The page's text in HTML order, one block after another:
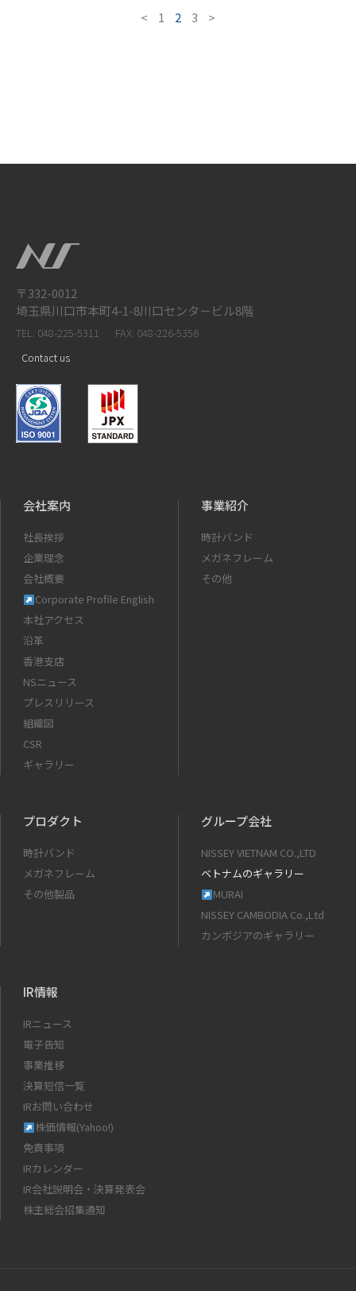
< 1 2 3 >
〒332-0012
埼玉県川口市本町4-1-8川口センタ－ビル8階
TEL: 048-225-5311
FAX: 048-226-5356
Contact us
会社案内
社長挨拶
企業理念
会社概要
Corporate Profile English
本社アクセス
沿革
香港支店
NSニュース
プレスリリース
組織図
CSR
ギャラリー
事業紹介
時計バンド
メガネフレーム
その他
プロダクト
時計バンド
メガネフレーム
その他製品
グループ会社
NISSEY VIETNAM CO.,LTD
ベトナムのギャラリー
MURAI
NISSEY CAMBODIA Co.,Ltd
カンボジアのギャラリー
IR情報
IRニュース
電子告知
事業推移
決算短信一覧
IRお問い合わせ
株価情報(Yahoo!)
免責事項
IRカレンダー
IR会社説明会・決算発表会
株主総会招集通知